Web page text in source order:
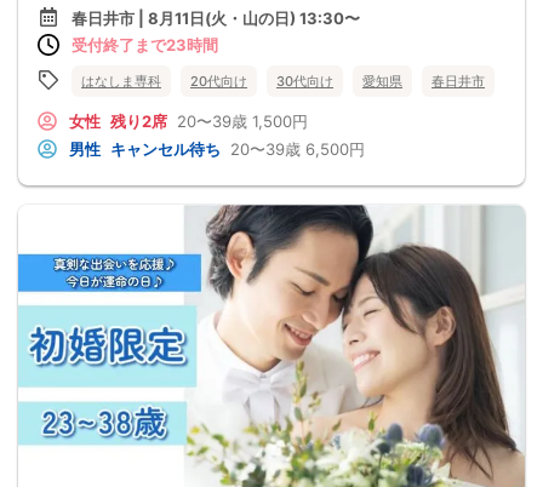
春日井市 | 8月11日(火・山の日) 13:30〜
受付終了まで23時間
はなしま専科 20代向け 30代向け 愛知県 春日井市
女性 残り2席 20〜39歳 1,500円
男性 キャンセル待ち 20〜39歳 6,500円